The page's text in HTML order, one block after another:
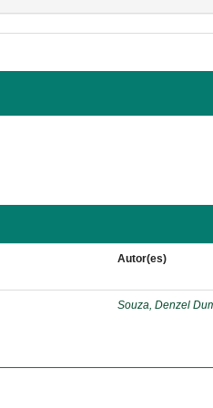
Autor(es)
Souza, Denzel